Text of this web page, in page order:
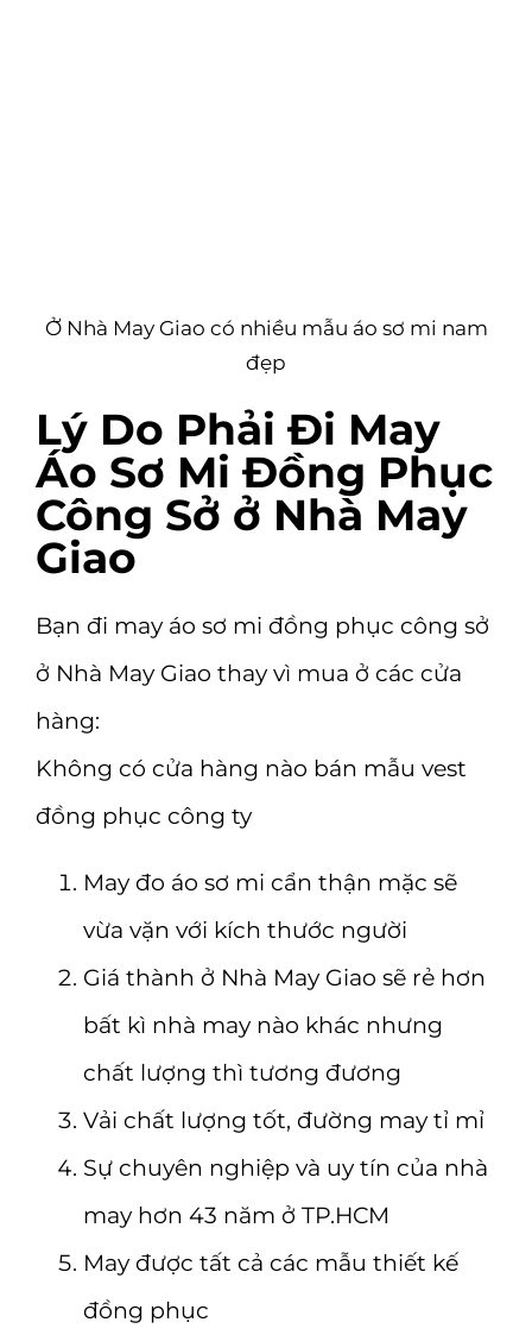
Ở Nhà May Giao có nhiều mẫu áo sơ mi nam
đẹp
Lý Do Phải Đi May
Áo Sơ Mi Đồng Phục
Công Sở ở Nhà May
Giao
Bạn đi may áo sơ mi đồng phục công sở
ở Nhà May Giao thay vì mua ở các cửa
hàng:
Không có cửa hàng nào bán mẫu vest
đồng phục công ty
May đo áo sơ mi cẩn thận mặc sẽ
vừa vặn với kích thước người
Giá thành ở Nhà May Giao sẽ rẻ hơn
bất kì nhà may nào khác nhưng
chất lượng thì tương đương
Vải chất lượng tốt, đường may tỉ mỉ
Sự chuyên nghiệp và uy tín của nhà
may hơn 43 năm ở TP.HCM
May được tất cả các mẫu thiết kế
đồng phục